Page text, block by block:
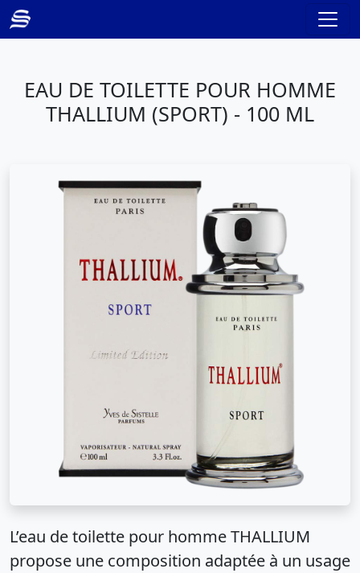
EAU DE TOILETTE POUR HOMME
THALLIUM (SPORT) - 100 ML
L’eau de toilette pour homme THALLIUM
propose une composition adaptée à un usage